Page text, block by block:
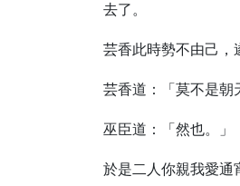
去了。
芸香此時勢不由己，
芸香道：「莫不是朝
巫臣道：「然也。」
於是二人你親我愛通